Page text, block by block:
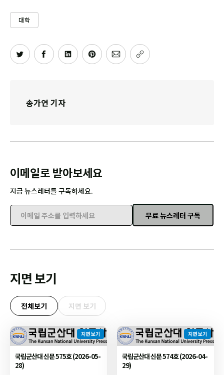
대학
송가연 기자
이메일로 받아보세요
지금 뉴스레터를 구독하세요.
이메일 주소를 입력하세요
무료 뉴스레터 구독
지면 보기
전체보기 지면 보기
지면 보기
국립군산대 신문 575호 (2026-05-
28)
지면 보기
국립군산대 신문 574호 (2026-04-
29)